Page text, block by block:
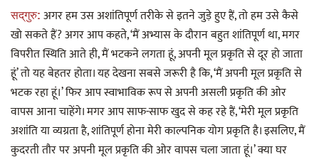
सद्‌गुरु: अगर हम उस अशांतिपूर्ण तरीके से इतने जुड़े हुए हैं, तो हम उसे कैसे
खो सकते हैं? अगर आप कहते, ‘मैं अभ्यास के दौरान बहुत शांतिपूर्ण था, मगर
विपरीत स्थिति आते ही, मैं भटकने लगता हूं, अपनी मूल प्रकृति से दूर हो जाता
हूं’ तो यह बेहतर होता। यह देखना सबसे जरूरी है कि, ‘मैं अपनी मूल प्रकृति से
भटक रहा हूं।’ फिर आप स्वाभाविक रूप से अपनी असली प्रकृति की ओर
वापस आना चाहेंगे। मगर आप साफ-साफ खुद से कह रहे हैं, ‘मेरी मूल प्रकृति
अशांति या व्यग्रता है, शांतिपूर्ण होना मेरी काल्पनिक योग प्रकृति है। इसलिए, मैं
कुदरती तौर पर अपनी मूल प्रकृति की ओर वापस चला जाता हूं।’ क्या घर